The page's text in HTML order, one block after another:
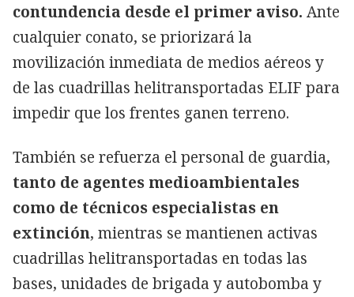
contundencia desde el primer aviso. Ante
cualquier conato, se priorizará la
movilización inmediata de medios aéreos y
de las cuadrillas helitransportadas ELIF para
impedir que los frentes ganen terreno.
También se refuerza el personal de guardia,
tanto de agentes medioambientales
como de técnicos especialistas en
extinción, mientras se mantienen activas
cuadrillas helitransportadas en todas las
bases, unidades de brigada y autobomba y